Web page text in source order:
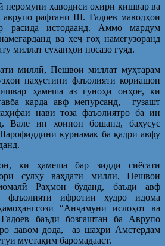
перомуни ҳаводиси охири кишвар ва
аврупо рафтани Ш. Гадоев маводҳои
расида истодаанд. Аммо мардум
ва ҳеҷ гоҳ намегузоранд
миллат суханҳои носазо гӯяд.
миллӣ, Пешвои миллат мӯҳтарам
нахустини фаъолияти кориашон
ҳамеша аз гуноҳи онҳое, ки
карда авф мепурсанд, гузашт
нави тоза фаъолиятро ба ин
Вале ин хоинон бошанд, бахусус
курнамак ба қадри авфу
ки ҳамеша бар зидди сиёсати
сулҳу ваҳдати миллӣ, Пешвои
Раҳмон буданд, баъди авф
фаъолияти ифротии худро идома
“Анҷамуни ислоҳот ва
баъди бозгаштан ба Аврупо
давом дода, аз шаҳри Амстердам
мустақим баромадааст.